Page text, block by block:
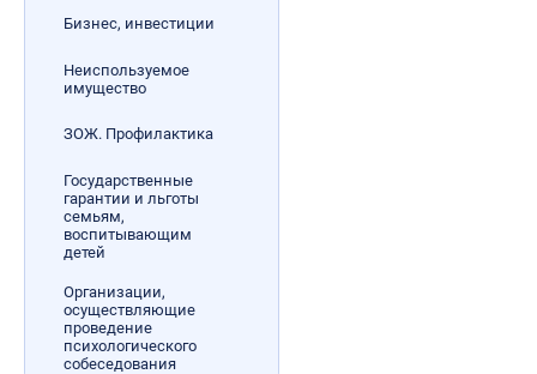
Бизнес, инвестиции
Неиспользуемое
имущество
ЗОЖ. Профилактика
Государственные
гарантии и льготы
семьям,
воспитывающим
детей
Организации,
осуществляющие
проведение
психологического
собеседования